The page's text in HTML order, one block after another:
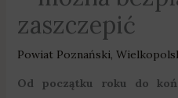
zaszczepić
Powiat Poznański,
Od początku roku do